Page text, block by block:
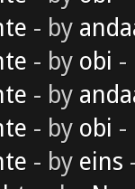
- by
- by obi -
- by
- by obi -
- by eins